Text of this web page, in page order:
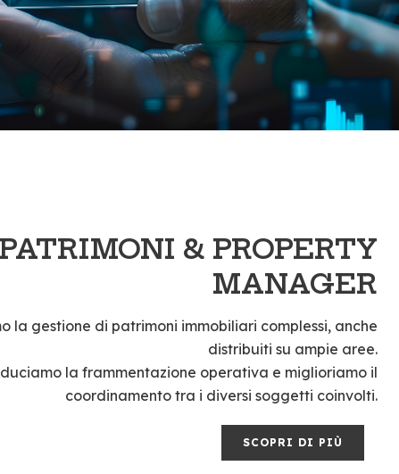
PATRIMONI & PROPERTY
MANAGER
la gestione di patrimoni immobiliari complessi, anche
distribuiti su ampie aree.
la frammentazione operativa e miglioriamo il
coordinamento tra i diversi soggetti coinvolti.
SCOPRI DI PIÙ